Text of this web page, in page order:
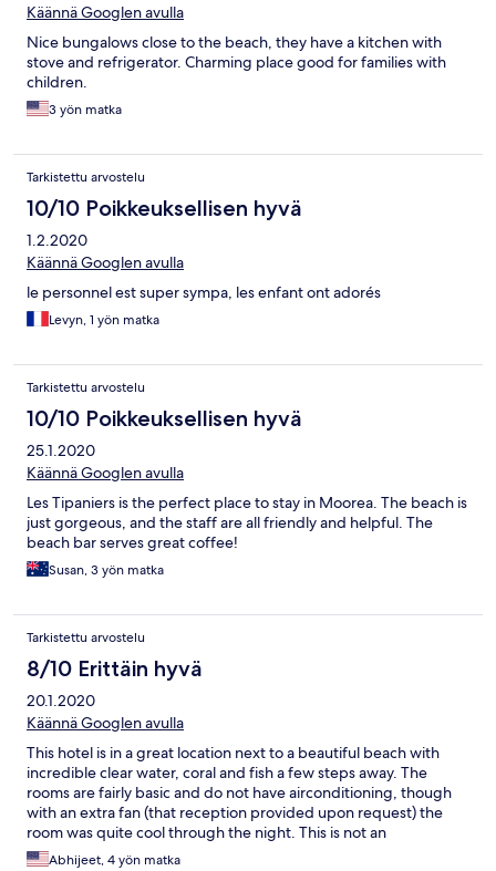
Käännä Googlen avulla
Nice bungalows close to the beach, they have a kitchen with
stove and refrigerator. Charming place good for families with
children.
3 yön matka
Tarkistettu arvostelu
10/10 Poikkeuksellisen hyvä
1.2.2020
Käännä Googlen avulla
le personnel est super sympa, les enfant ont adorés
Levyn, 1 yön matka
Tarkistettu arvostelu
10/10 Poikkeuksellisen hyvä
25.1.2020
Käännä Googlen avulla
Les Tipaniers is the perfect place to stay in Moorea. The beach is
just gorgeous, and the staff are all friendly and helpful. The
beach bar serves great coffee!
Susan, 3 yön matka
Tarkistettu arvostelu
8/10 Erittäin hyvä
20.1.2020
Käännä Googlen avulla
This hotel is in a great location next to a beautiful beach with
incredible clear water, coral and fish a few steps away. The
rooms are fairly basic and do not have airconditioning, though
with an extra fan (that reception provided upon request) the
room was quite cool through the night. This is not an
international luxury hotel, though, as indicated by the price, and
Abhijeet, 4 yön matka